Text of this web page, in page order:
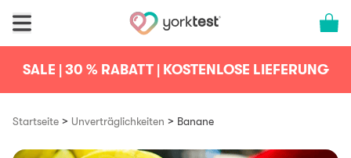
Cart
SALE | 30 % RABATT | KOSTENLOSE LIEFERUNG
Startseite > Unverträglichkeiten > Banane